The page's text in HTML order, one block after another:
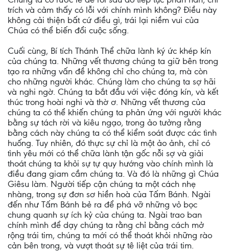
trích và cảm thấy có lỗi với chính mình không? Điều này
không cải thiện bất cứ điều gì, trái lại niềm vui của
Chúa có thể biến đổi cuộc sống.
Cuối cùng, Bí tích Thánh Thể chữa lành ký ức khép kín
của chúng ta. Những vết thương chúng ta giữ bên trong
tạo ra những vấn đề không chỉ cho chúng ta, mà còn
cho những người khác. Chúng làm cho chúng ta sợ hãi
và nghi ngờ. Chúng ta bắt đầu với việc đóng kín, và kết
thúc trong hoài nghi và thờ ơ. Những vết thương của
chúng ta có thể khiến chúng ta phản ứng với người khác
bằng sự tách rời và kiêu ngạo, trong ảo tưởng rằng
bằng cách này chúng ta có thể kiểm soát được các tình
huống. Tuy nhiên, đó thực sự chỉ là một ảo ảnh, chỉ có
tình yêu mới có thể chữa lành tận gốc nỗi sợ và giải
thoát chúng ta khỏi sự tự quy hướng vào chính mình là
điều đang giam cầm chúng ta. Và đó là những gì Chúa
Giêsu làm. Người tiếp cận chúng ta một cách nhẹ
nhàng, trong sự đơn sơ hiền hoà của Tấm Bánh. Ngài
đến như Tấm Bánh bẻ ra để phá vỡ những vỏ bọc
chung quanh sự ích kỷ của chúng ta. Ngài trao ban
chính mình để dạy chúng ta rằng chỉ bằng cách mở
rộng trái tim, chúng ta mới có thể thoát khỏi những rào
cản bên trong, và vượt thoát sự tê liệt của trái tim.